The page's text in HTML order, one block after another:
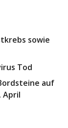
sowie
Tod
auf
April